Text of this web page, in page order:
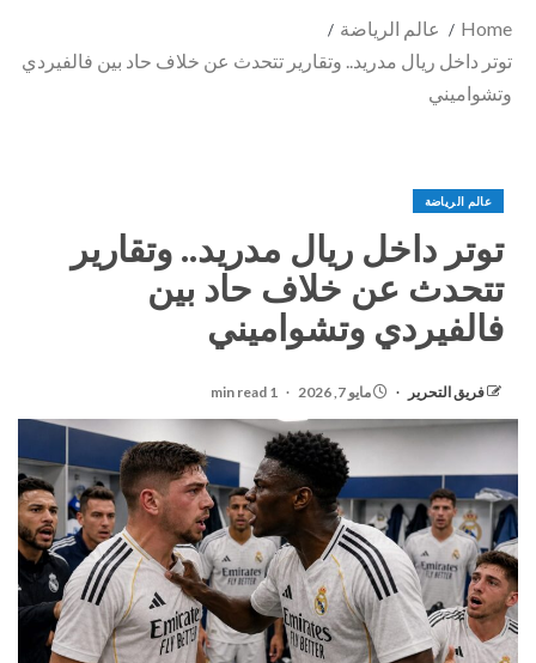
Home
عالم الرياضة
توتر داخل ريال مدريد.. وتقارير تتحدث عن خلاف حاد بين فالفيردي
وتشواميني
عالم الرياضة
توتر داخل ريال مدريد.. وتقارير
تتحدث عن خلاف حاد بين
فالفيردي وتشواميني
فريق التحرير مايو 7, 2026 1 min read